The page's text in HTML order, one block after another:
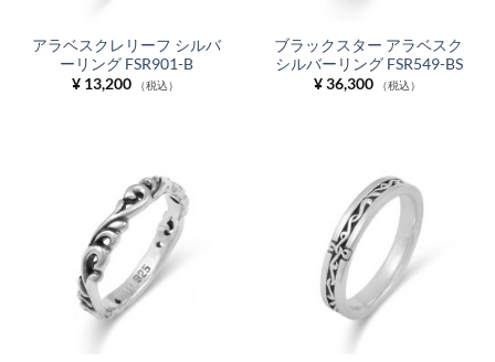
アラベスクレリーフ シルバ
ーリング FSR901-B
¥13,200 （税込）
ブラックスター アラベスク
シルバーリング FSR549-BS
¥36,300 （税込）